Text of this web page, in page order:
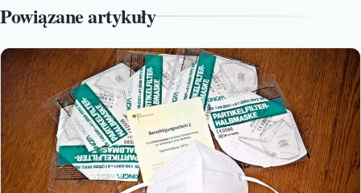
Powiązane artykuły